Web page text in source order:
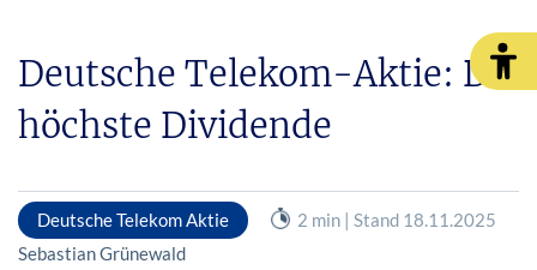
Deutsche Telekom-Aktie: Die
höchste Dividende
Deutsche Telekom Aktie
2 min | Stand 18.11.2025
Sebastian Grünewald